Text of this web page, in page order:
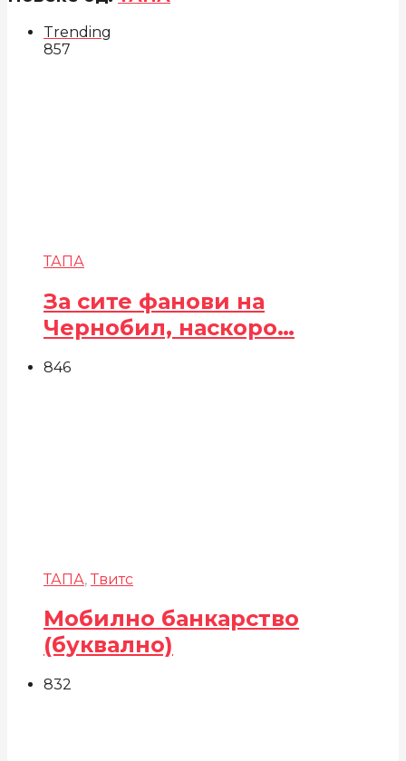
Trending
857
ТАПА
За сите фанови на
Чернобил, наскоро…
846
ТАПА, Твитс
Мобилно банкарство
(буквално)
832